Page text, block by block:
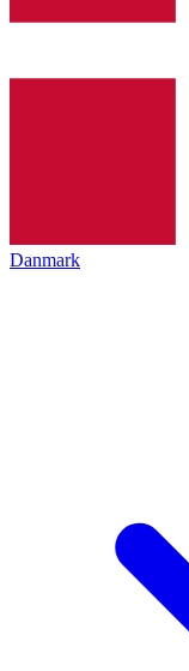
Danmark